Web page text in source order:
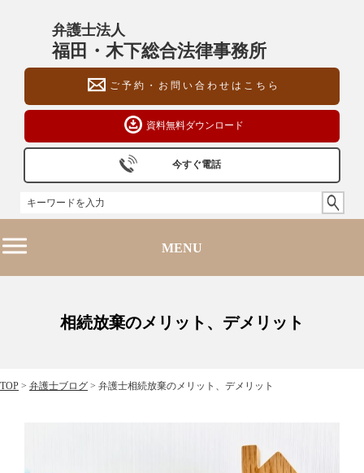
弁護士法人
福田・木下総合法律事務所
ご予約・お問い合わせはこちら
資料無料ダウンロード
今すぐ電話
MENU
相続放棄のメリット、デメリット
TOP > 弁護士ブログ > 弁護士相続放棄のメリット、デメリット